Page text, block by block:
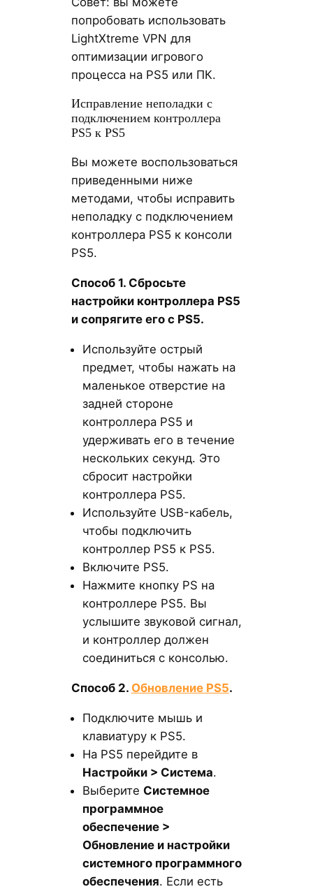
попробовать использовать
LightXtreme VPN для
оптимизации игрового
процесса на PS5 или ПК.
Исправление неполадки с
подключением контроллера
PS5 к PS5
Вы можете воспользоваться
приведенными ниже
методами, чтобы исправить
неполадку с подключением
контроллера PS5 к консоли
PS5.
Способ 1. Сбросьте
настройки контроллера PS5
и сопрягите его с PS5.
Используйте острый
предмет, чтобы нажать на
маленькое отверстие на
задней стороне
контроллера PS5 и
удерживать его в течение
нескольких секунд. Это
сбросит настройки
контроллера PS5.
Используйте USB-кабель,
чтобы подключить
контроллер PS5 к PS5.
Включите PS5.
Нажмите кнопку PS на
контроллере PS5. Вы
услышите звуковой сигнал,
и контроллер должен
соединиться с консолью.
Способ 2. Обновление PS5.
Подключите мышь и
клавиатуру к PS5.
На PS5 перейдите в
Настройки > Система.
Выберите Системное
программное
обеспечение >
Обновление и настройки
системного программного
обеспечения. Если есть